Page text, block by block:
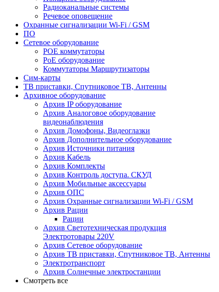
Радиоканальные системы
Речевое оповещение
Охранные сигнализации Wi-Fi / GSM
ПО
Сетевое оборудование
POE коммутаторы
PoE оборудование
Коммутаторы Маршрутизаторы
Сим-карты
ТВ приставки, Спутниковое ТВ, Антенны
Архивное оборудование
Архив IP оборудование
Архив Аналоговое оборудование
видеонаблюдения
Архив Домофоны, Видеоглазки
Архив Дополнительное оборудование
Архив Источники питания
Архив Кабель
Архив Комплекты
Архив Контроль доступа. СКУД
Архив Мобильные аксессуары
Архив ОПС
Архив Охранные сигнализации Wi-Fi / GSM
Архив Рации
Рации
Архив Светотехническая продукция
Электротовары 220V
Архив Сетевое оборудование
Архив ТВ приставки, Спутниковое ТВ, Антенны
Электротранспорт
Архив Солнечные электростанции
Смотреть все